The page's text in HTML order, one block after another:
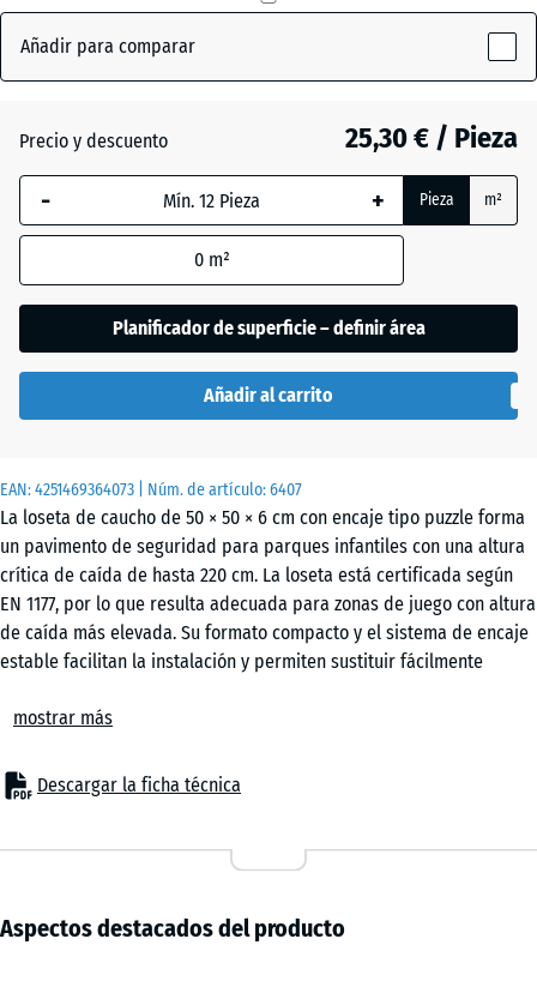
EAN:4251469364073 | Núm. de artículo:6407
La loseta de caucho de 50 × 50 × 6 cm con encaje tipo puzzle forma
un pavimento de seguridad para parques infantiles con una altura
crítica de caída de hasta 220 cm. La loseta está certificada según
EN 1177, por lo que resulta adecuada para zonas de juego con altura
de caída más elevada. Su formato compacto y el sistema de encaje
estable facilitan la instalación y permiten sustituir fácilmente
Ámbitos de aplicación
es necesario proteger a los niños frente a caídas de hasta 220 cm.
Las aplicaciones típicas incluyen equipamientos de juego más altos
escalada, torres de escalada, redes para trepar, sistemas de juego
públicos, patios escolares y zonas recreativas.
Estructura y material
mostrar más
Descargar la ficha técnica
Antracita - 1,10 €
pizarra
Rojo
- 0,60 €
Añadir para comparar
Precio y descuento 25,30 € / Pieza
- + Pieza m²
0 m²
Planificador de superficie – definir área
Añadir al carrito
Aspectos destacados del producto